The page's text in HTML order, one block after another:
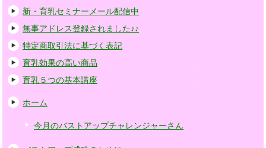
新・育乳セミナーメール配信中
無事アドレス登録されました♪♪
特定商取引法に基づく表記
育乳効果の高い商品
育乳５つの基本講座
ホーム
今月のバストアップチャレンジャーさん